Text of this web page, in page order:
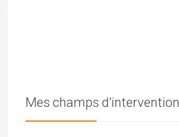
Mes champs d’intervention